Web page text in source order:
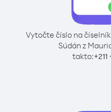
Vytočte číslo na
Súdán z
takto:+211